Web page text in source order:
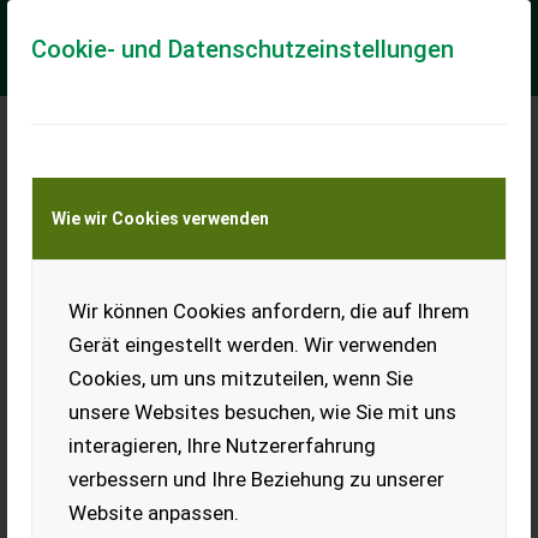
Cookie- und Datenschutzeinstellungen
Wie wir Cookies verwenden
Wir können Cookies anfordern, die auf Ihrem
Gerät eingestellt werden. Wir verwenden
Cookies, um uns mitzuteilen, wenn Sie
unsere Websites besuchen, wie Sie mit uns
interagieren, Ihre Nutzererfahrung
verbessern und Ihre Beziehung zu unserer
Website anpassen.
Meine Transportkostenanfrage
Transport von Land- und Baumaschinen –
KEINE Tiertransporte
Dumper Thwaites
6.500 PS
Dumper Allrad Thwaites in
gutem Zustand.
Drehkippmulde. Perkins 3-
Zylinder. Vorderreifen und
Sitz neu. Hinterreifen sehr
gut. 4-Gang-